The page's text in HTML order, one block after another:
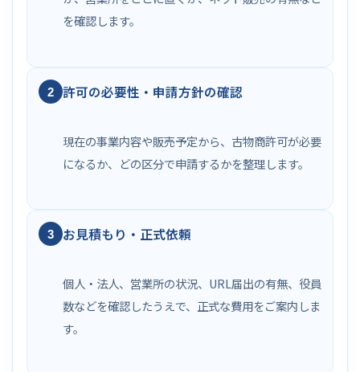
を確認します。
2 許可の必要性・申請方針の確認
現在の事業内容や販売予定から、古物商許可が必要
になるか、どの区分で申請するかを整理します。
3 お見積もり・正式依頼
個人・法人、営業所の状況、URL届出の有無、役員
数などを確認したうえで、正式な費用をご案内しま
す。